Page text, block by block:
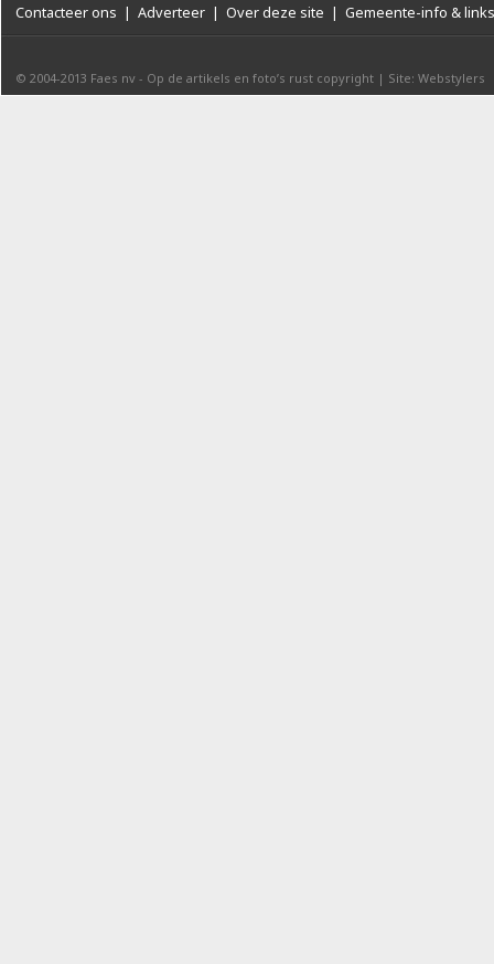
Contacteer ons | Adverteer | Over deze site | Gemeente-info & links
© 2004-2013 Faes nv - Op de artikels en foto’s rust copyright | Site: Webstylers